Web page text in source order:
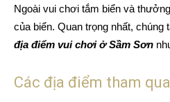
Ngoài vui chơi tắm biển và
của biển. Quan trọng nhất, chúng
địa điểm vui chơi ở Sầm Sơn
Các địa điểm tham